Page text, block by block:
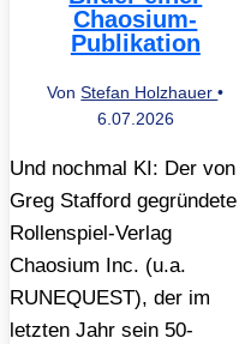
Chaosium-
Publikation
VonStefan Holzhauer•
6.07.2026
Und nochmal KI: Der von
Greg Stafford gegründete
Rollenspiel-Verlag
Chaosium Inc. (u.a.
RUNEQUEST), der im
letzten Jahr sein 50-